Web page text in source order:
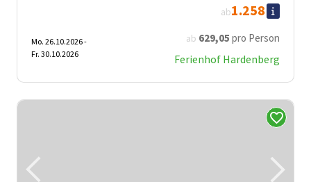
ab 629,05pro Person
ab1.258
Mo. 26.10.2026 -
Fr. 30.10.2026
Ferienhof Hardenberg